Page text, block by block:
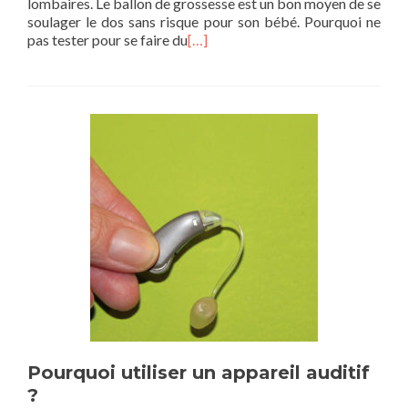
soulager le dos sans risque pour son bébé. Pourquoi ne
pas tester pour se faire du[…]
Pourquoi utiliser un appareil auditif
?